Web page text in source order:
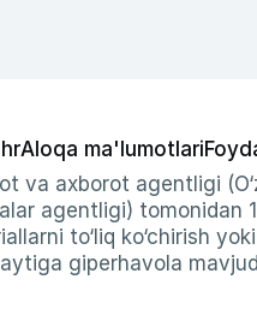
Aloqa ma'lumotlari
va axborot agentligi
agentligi)
to‘liq ko‘chirish
giperhavola